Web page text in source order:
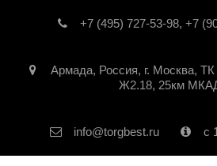
+7 (495) 727-53-98, +7
Армада, Россия, г. Москва, ТК
Ж2.18, 25км
info@torgbest.ru с